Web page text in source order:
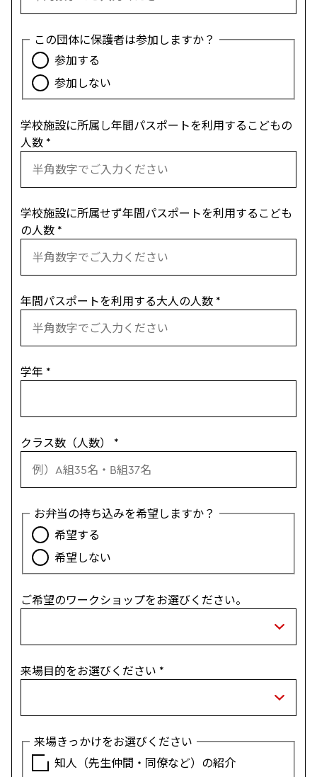
この団体に保護者は参加しますか？
参加する
参加しない
学校施設に所属し年間パスポートを利用するこどもの
人数 *
学校施設に所属せず年間パスポートを利用するこども
の人数 *
年間パスポートを利用する大人の人数 *
学年 *
クラス数（人数） *
お弁当の持ち込みを希望しますか？
希望する
希望しない
ご希望のワークショップをお選びください。
来場目的をお選びください *
来場きっかけをお選びください
知人（先生仲間・同僚など）の紹介